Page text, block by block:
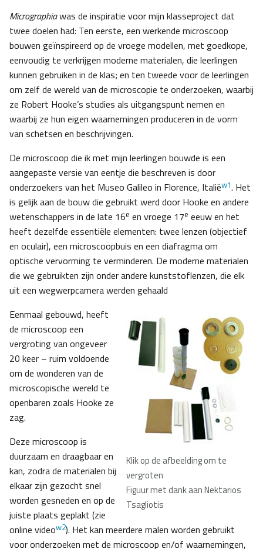
Micrographiawas de inspiratie voor mijn klasseproject dat
twee doelen had: Ten eerste, een werkende microscoop
bouwen geïnspireerd op de vroege modellen, met goedkope,
eenvoudig te verkrijgen moderne materialen, die leerlingen
kunnen gebruiken in de klas; en ten tweede voor de leerlingen
om zelf de wereld van de microscopie te onderzoeken, waarbij
ze Robert Hooke’s studies als uitgangspunt nemen en
waarbij ze hun eigen waarnemingen produceren in de vorm
van schetsen en beschrijvingen.
De microscoop die ik met mijn leerlingen bouwde is een
aangepaste versie van eentje die beschreven is door
onderzoekers van het Museo Galileo in Florence, Italiëw1. Het
is gelijk aan de bouw die gebruikt werd door Hooke en andere
wetenschappers in de late 16e en vroege 17e eeuw en het
heeft dezelfde essentiële elementen: twee lenzen (objectief
en oculair), een microscoopbuis en een diafragma om
optische vervorming te verminderen. De moderne materialen
die we gebruikten zijn onder andere kunststoflenzen, die elk
uit een wegwerpcamera werden gehaald
Klik op de afbeelding om te
vergroten
Figuur met dank aan Nektarios
Tsagliotis
Eenmaal gebouwd, heeft
de microscoop een
vergroting van ongeveer
20 keer – ruim voldoende
om de wonderen van de
microscopische wereld te
openbaren zoals Hooke ze
zag.
Deze microscoop is
duurzaam en draagbaar en
kan, zodra de materialen bij
elkaar zijn gezocht snel
worden gesneden en op de
juiste plaats geplakt (zie
online videow2). Het kan meerdere malen worden gebruikt
voor onderzoeken met de microscoop en/of waarnemingen,